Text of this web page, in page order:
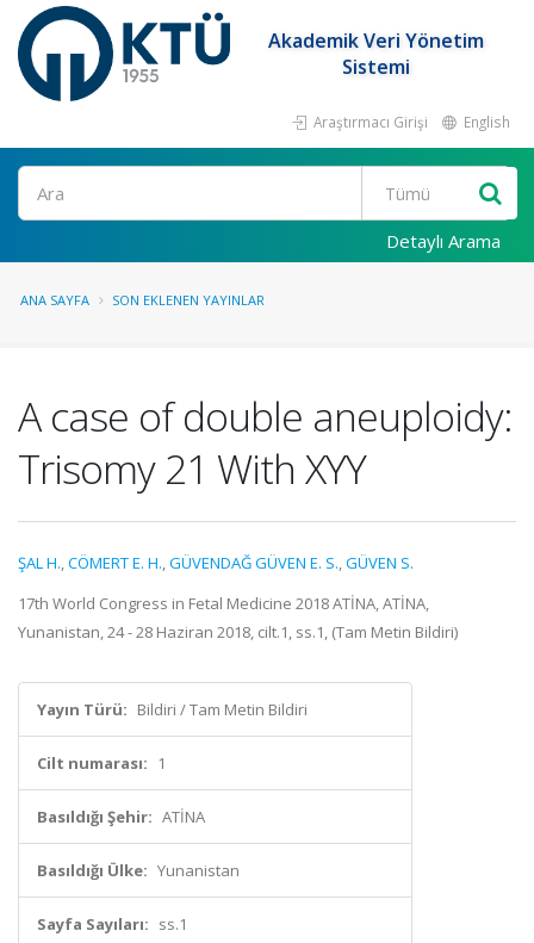
Akademik Veri Yönetim
Sistemi
Araştırmacı Girişi English
Ara
Detaylı Arama
ANA SAYFA SON EKLENEN YAYINLAR
A case of double aneuploidy:
Trisomy 21 With XYY
ŞAL H.,CÖMERT E. H.,GÜVENDAĞ GÜVEN E. S.,GÜVEN S.
17th World Congress in Fetal Medicine 2018 ATİNA, ATİNA,
Yunanistan, 24 - 28 Haziran 2018, cilt.1, ss.1, (Tam Metin Bildiri)
Yayın Türü: Bildiri / Tam Metin Bildiri
Cilt numarası: 1
Basıldığı Şehir: ATİNA
Basıldığı Ülke: Yunanistan
Sayfa Sayıları: ss.1